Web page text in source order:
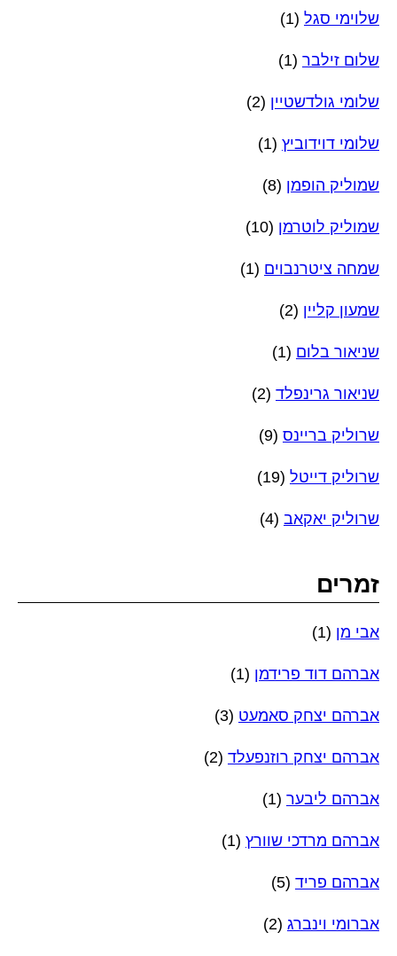
שלוימי סגל (1)
שלום זילבר (1)
שלומי גולדשטיין (2)
שלומי דוידוביץ (1)
שמוליק הופמן (8)
שמוליק לוטרמן (10)
שמחה ציטרנבוים (1)
שמעון קליין (2)
שניאור בלום (1)
שניאור גרינפלד (2)
שרוליק בריינס (9)
שרוליק דייטל (19)
שרוליק יאקאב (4)
זמרים
אבי מן (1)
אברהם דוד פרידמן (1)
אברהם יצחק סאמעט (3)
אברהם יצחק רוזנפעלד (2)
אברהם ליבער (1)
אברהם מרדכי שוורץ (1)
אברהם פריד (5)
אברומי וינברג (2)